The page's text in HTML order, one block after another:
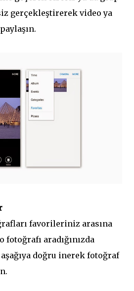
gerçekleştirerek video ya
favorileriniz arasına
fotoğrafı aradığınızda
doğru inerek fotoğraf